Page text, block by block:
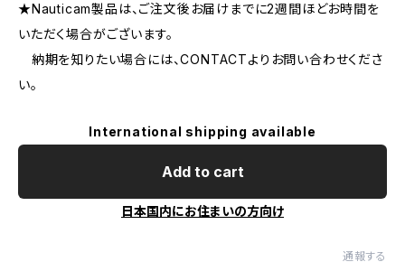
★Nauticam製品は、ご注文後お届けまでに2週間ほどお時間を
いただく場合がございます。
納期を知りたい場合には、CONTACTよりお問い合わせくださ
い。
International shipping available
Add to cart
日本国内にお住まいの方向け
通報する